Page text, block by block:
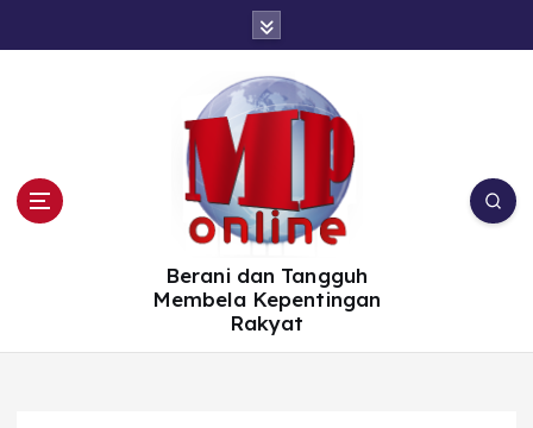
Berani dan Tangguh
Membela Kepentingan
Rakyat